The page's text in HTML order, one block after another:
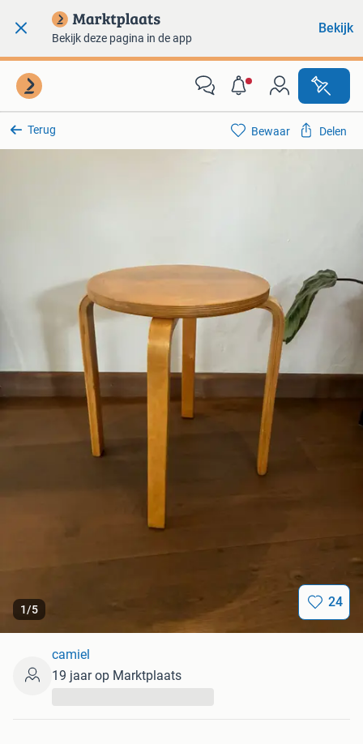
Bekijk deze pagina in de app
Bekijk
Terug
1/5 24
Bewaar Delen
camiel
19 jaar op Marktplaats